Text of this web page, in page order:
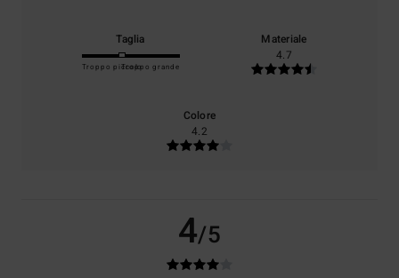
Taglia
Troppo piccoloTroppo grande
Materiale
4.7
Colore
4.2
4/5